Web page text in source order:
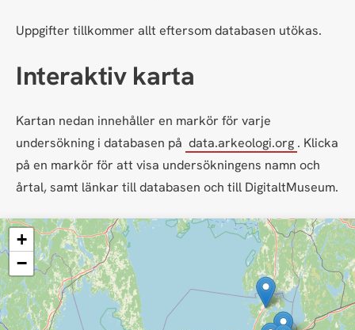
Uppgifter tillkommer allt eftersom databasen utökas.
Interaktiv karta
Kartan nedan innehåller en markör för varje
undersökning i databasen på data.arkeologi.org . Klicka
på en markör för att visa undersökningens namn och
årtal, samt länkar till databasen och till DigitaltMuseum.
+
−